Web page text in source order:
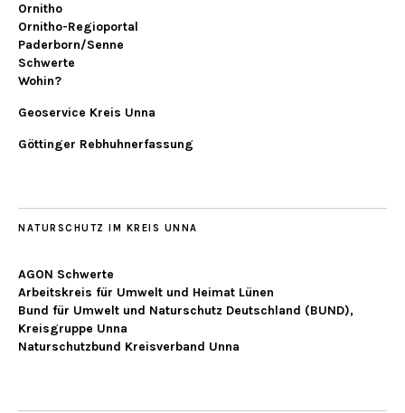
Ornitho
Ornitho-Regioportal
Paderborn/Senne
Schwerte
Wohin?
Geoservice Kreis Unna
Göttinger Rebhuhnerfassung
NATURSCHUTZ IM KREIS UNNA
AGON Schwerte
Arbeitskreis für Umwelt und Heimat Lünen
Bund für Umwelt und Naturschutz Deutschland (BUND),
Kreisgruppe Unna
Naturschutzbund Kreisverband Unna